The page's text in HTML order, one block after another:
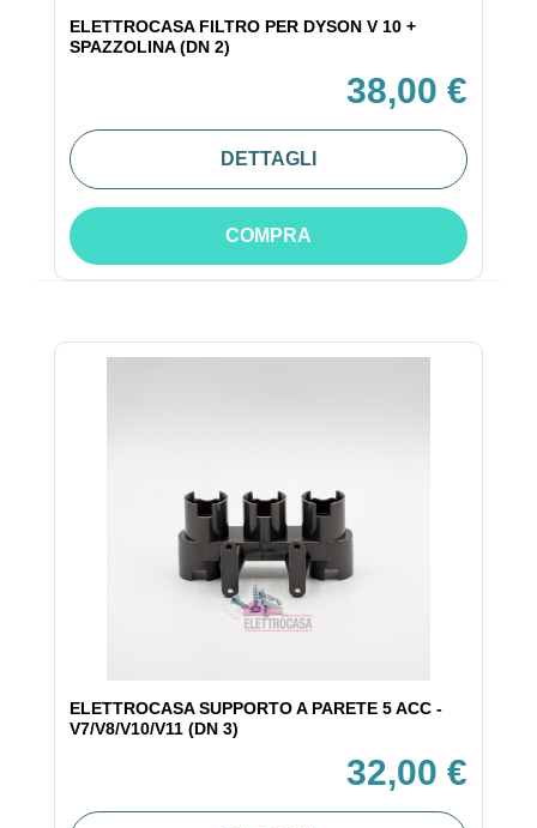
ELETTROCASA FILTRO PER DYSON V 10 +
SPAZZOLINA (DN 2)
38,00 €
DETTAGLI
COMPRA
ELETTROCASA SUPPORTO A PARETE 5 ACC -
V7/V8/V10/V11 (DN 3)
32,00 €